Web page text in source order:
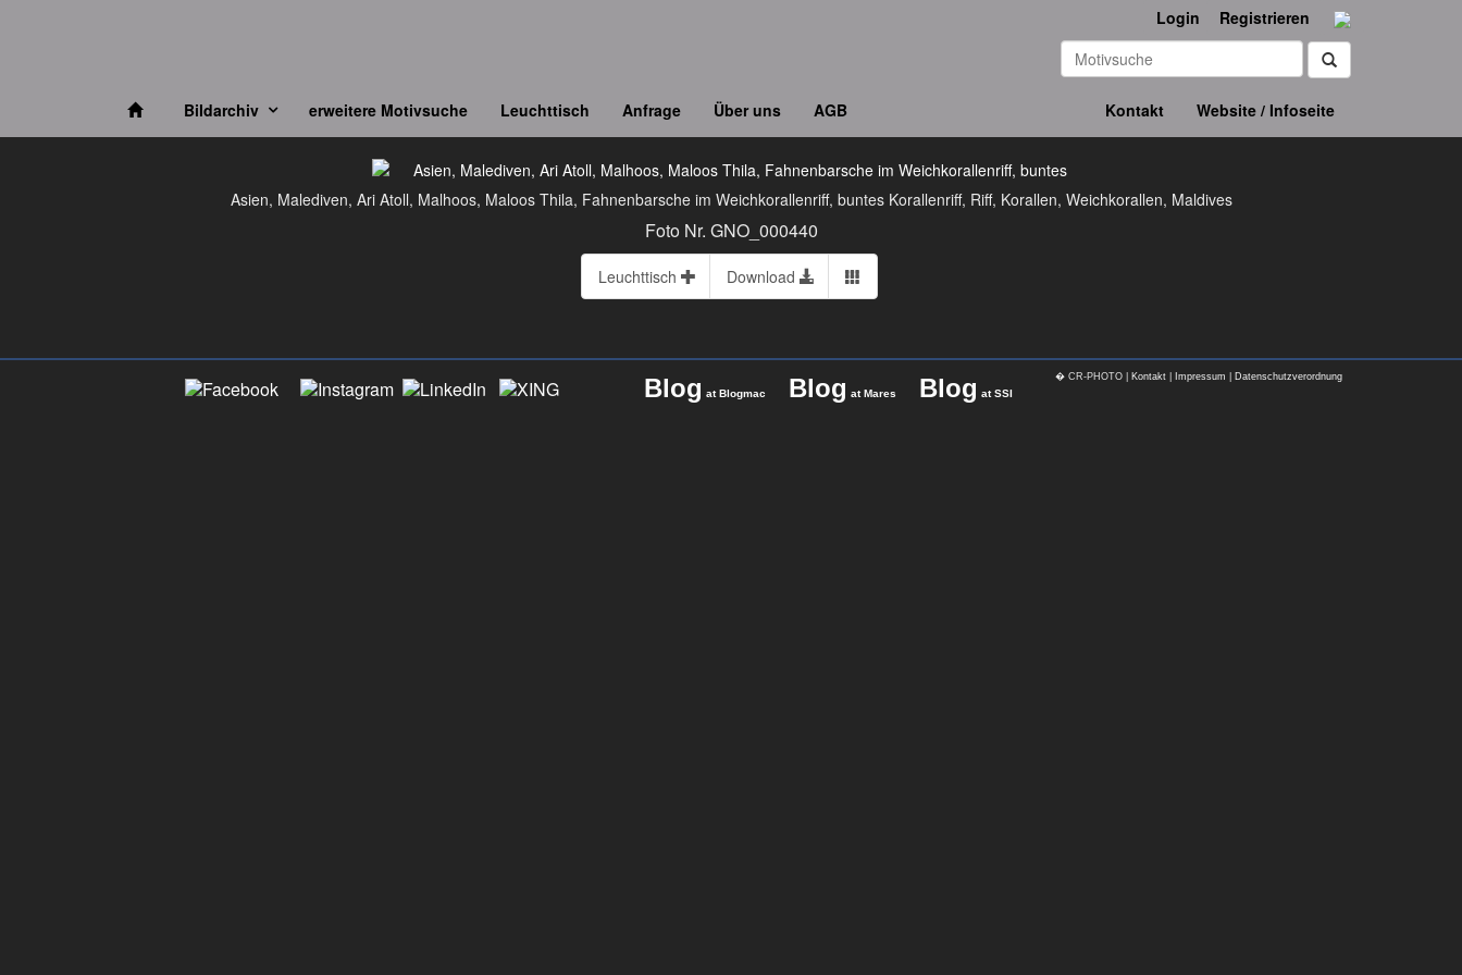
Login Registrieren
Bildarchiv erweitere Motivsuche Leuchttisch Anfrage Über uns AGB Kontakt Website / Infoseite
Asien, Malediven, Ari Atoll, Malhoos, Maloos Thila, Fahnenbarsche im Weichkorallenriff, buntes Korallenriff, Riff, Korallen, Weichkorallen, Maldives
Foto Nr. GNO_000440
Leuchttisch Download
Blog at Blogmac Blog at Mares Blog at SSI
� CR-PHOTO | Kontakt| Impressum Datenschutzverordnung